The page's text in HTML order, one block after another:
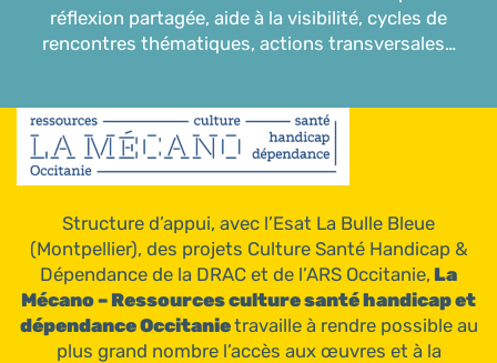
réflexion partagée, aide à la visibilité, cycles de
rencontres thématiques, actions transversales…
Structure d’appui, avec l’Esat La Bulle Bleue
(Montpellier), des projets Culture Santé Handicap &
Dépendance de la DRAC et de l’ARS Occitanie, La
Mécano – Ressources culture santé handicap et
dépendance Occitanietravaille à rendre possible au
plus grand nombre l’accès aux œuvres et à la